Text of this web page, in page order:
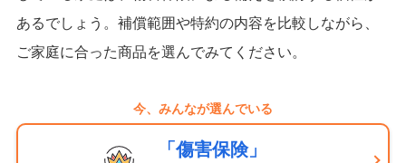
あるでしょう。補償範囲や特約の内容を比較しながら、
ご家庭に合った商品を選んでみてください。
今、みんなが選んでいる
「傷害保険」